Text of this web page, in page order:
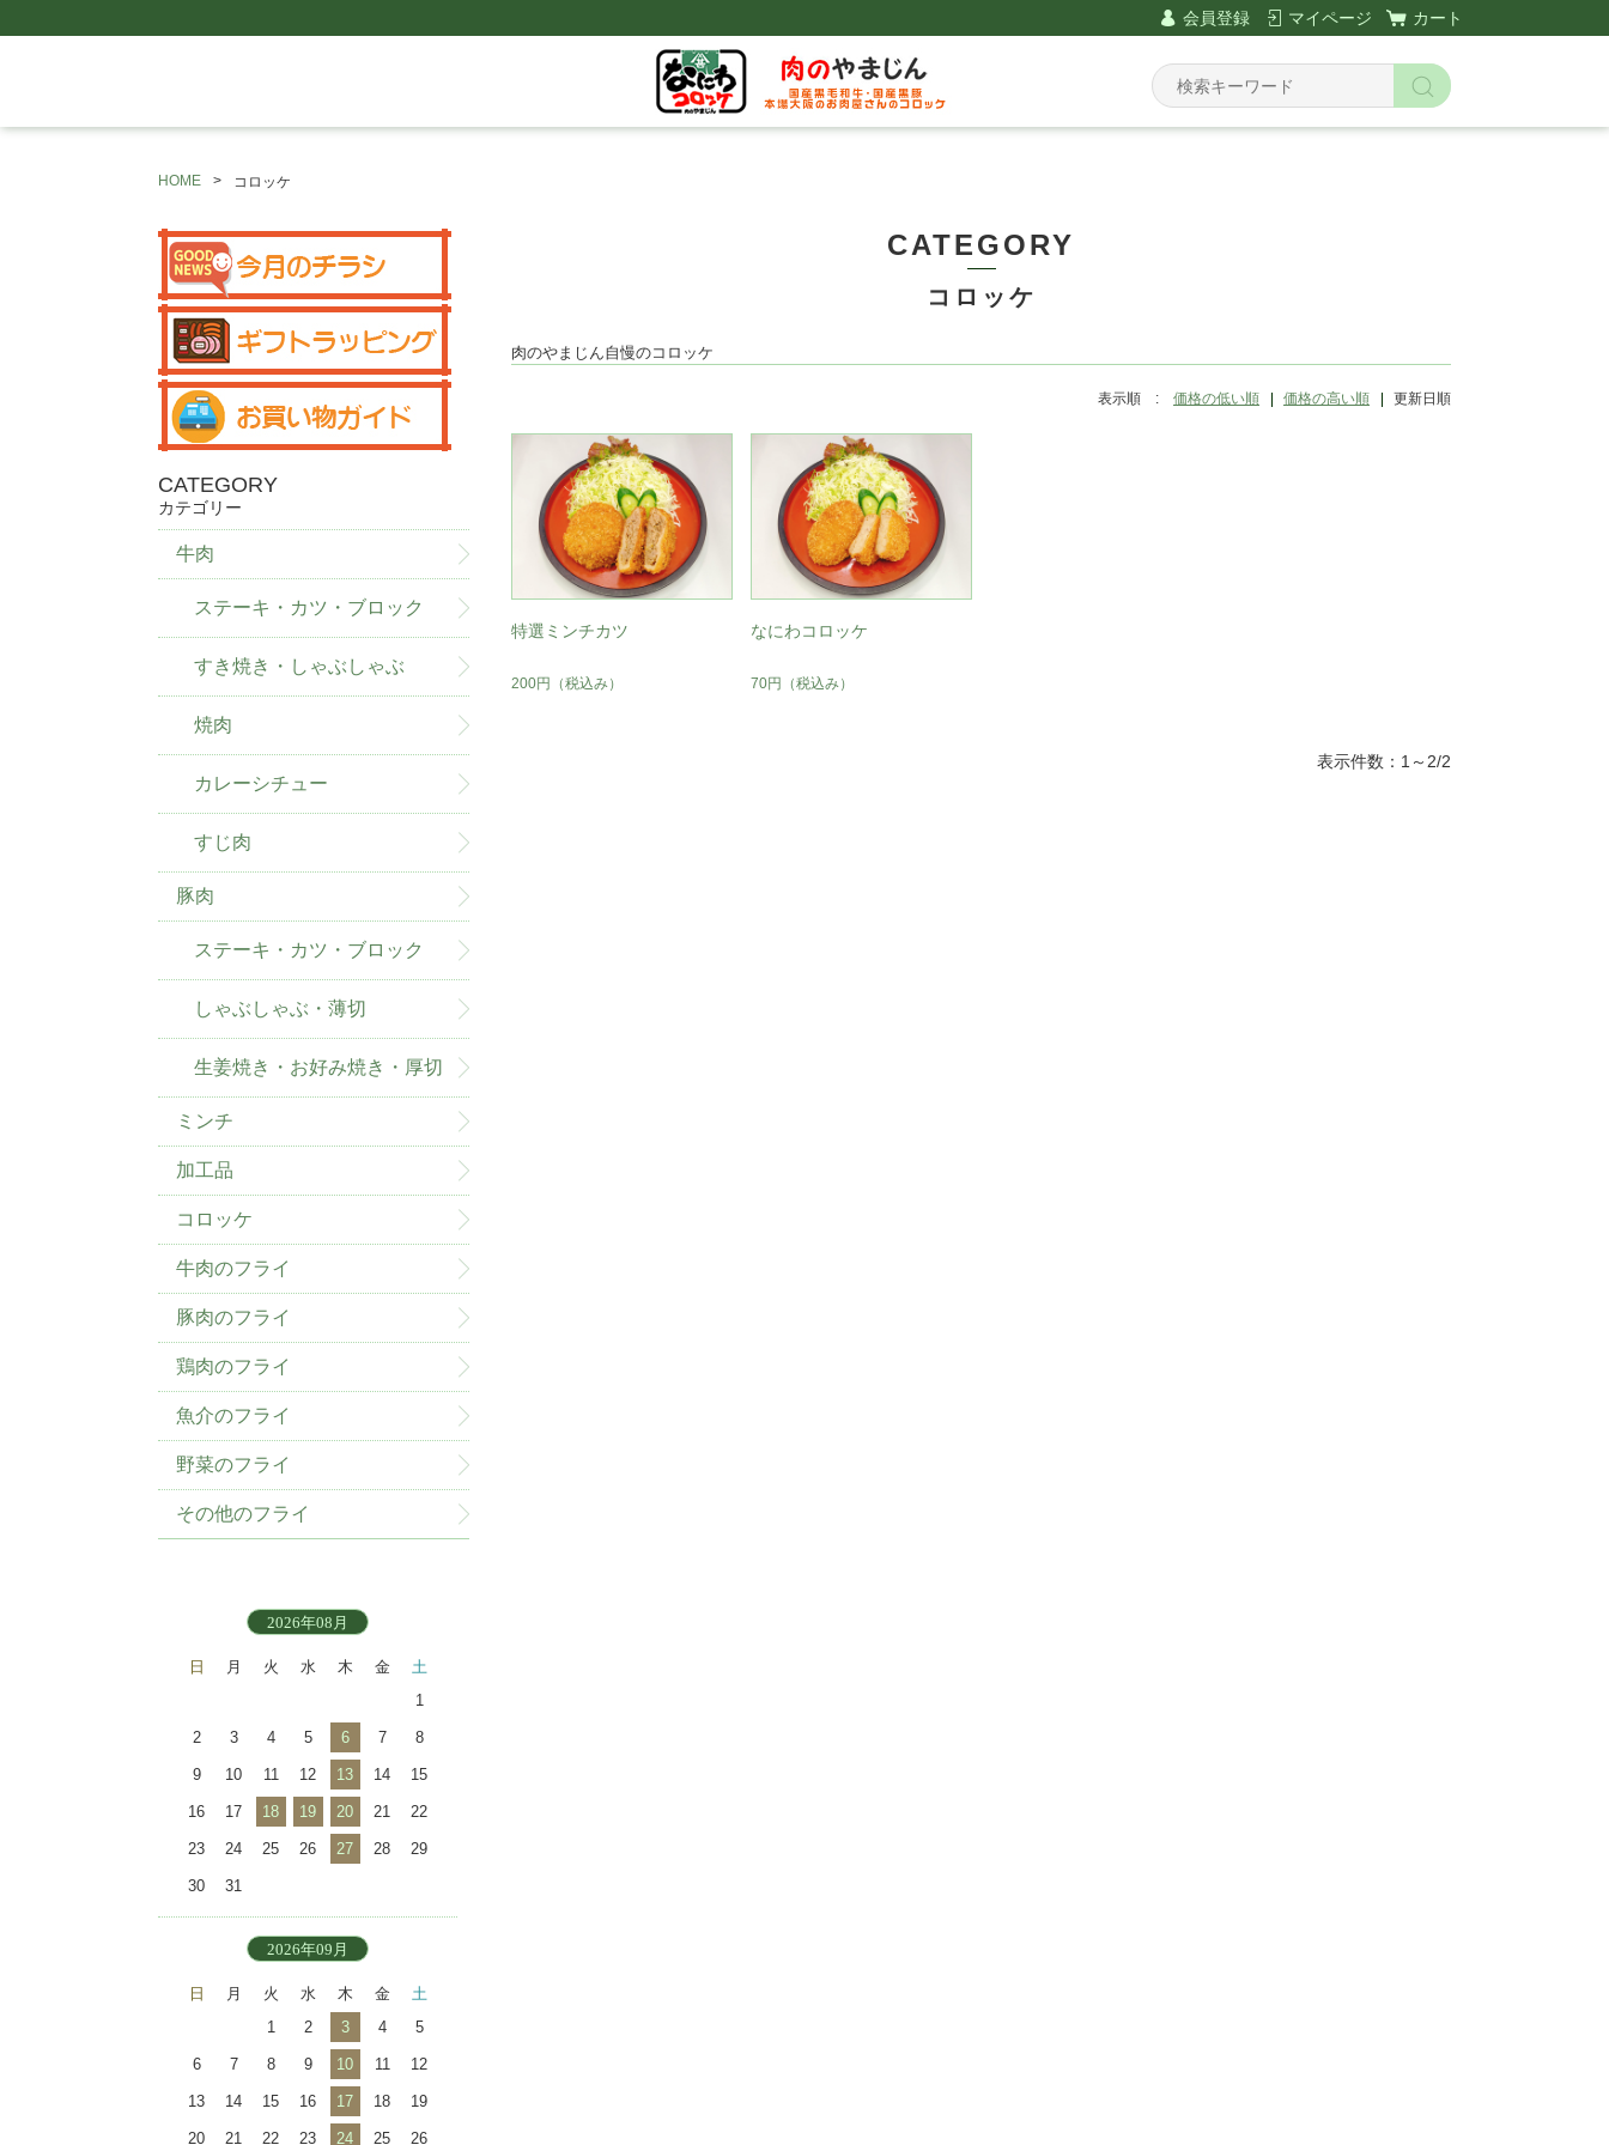
会員登録 マイページ カート
HOME コロッケ
CATEGORY
コロッケ
肉のやまじん自慢のコロッケ
表示順 : 価格の低い順 価格の高い順 更新日順
特選ミンチカツ
200円 （税込み）
なにわコロッケ
70円 （税込み）
表示件数：1～2/2
CATEGORY
カテゴリー
牛肉
ステーキ・カツ・ブロック
すき焼き・しゃぶしゃぶ
焼肉
カレーシチュー
すじ肉
豚肉
ステーキ・カツ・ブロック
しゃぶしゃぶ・薄切
生姜焼き・お好み焼き・厚切
ミンチ
加工品
コロッケ
牛肉のフライ
豚肉のフライ
鶏肉のフライ
魚介のフライ
野菜のフライ
その他のフライ
2026年08月
日 月 火 水 木 金
土
1
2 3 4 5 6 7 8
9 10 11 12 13 14 15
16 17 18 19 20 21 22
23 24 25 26 27 28 29
30 31
2026年09月
日 月 火 水 木 金
土
1
2 3 4 5
6 7 8 9 10 11 12
13 14 15 16 17 18 19
20 21 22 23 24 25 26